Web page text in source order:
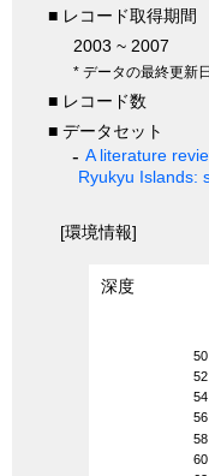
■ レコード取得期間
2003 ~ 2007
* データの最終更新
■ レコード数
■ データセット
A literature
Ryukyu Islands:
[環境情報]
深度